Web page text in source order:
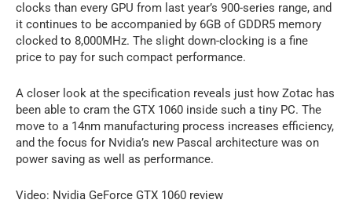
clocks than every GPU from last year’s 900-series range, and
it continues to be accompanied by 6GB of GDDR5 memory
clocked to 8,000MHz. The slight down-clocking is a fine
price to pay for such compact performance.
A closer look at the specification reveals just how Zotac has
been able to cram the GTX 1060 inside such a tiny PC. The
move to a 14nm manufacturing process increases efficiency,
and the focus for Nvidia’s new Pascal architecture was on
power saving as well as performance.
Video: Nvidia GeForce GTX 1060 review